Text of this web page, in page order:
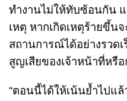
ทำงานไม่ให้ทับซ้อนกัน
เหตุ หากเกิดเหตุร้ายขึ้น
สถานการณ์ได้อย่างรวด
สูญเสียของเจ้าหน้าที่หรือ
“ตอนนี้ได้ให้เน้นย้ำไปแ